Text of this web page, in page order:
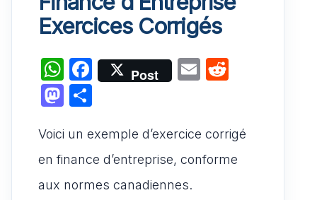
Exercices Corrigés
W
h
at
s
A
p
F
a
e
b
o
Post
E
l
di
t
M
st
o
d
ta
g
er
Voici un exemple d’exercice corrigé
en finance d’entreprise, conforme
aux normes canadiennes.